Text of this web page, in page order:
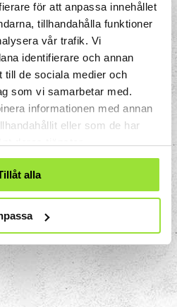
för att anpassa innehållet
tillhandahålla funktioner
vår trafik. Vi
identifierare och annan
till de sociala medier och
som vi samarbetar med.
informationen med annan
eller som de har
alla
om du vill spara
upp våra hus vill vi ha
20
vanlig termometer är
Vi
med hjälp
hus och energisnåla